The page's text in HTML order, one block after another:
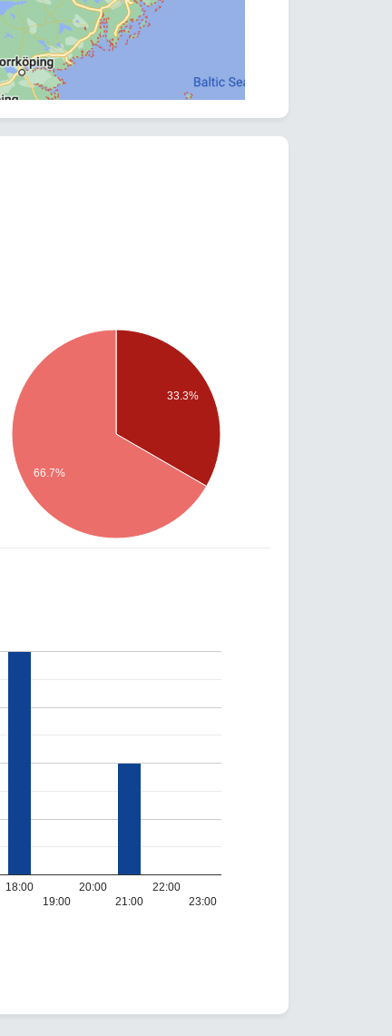
33.3%
66.7%
18:00
19:00
20:00
21:00
22:00
23:00